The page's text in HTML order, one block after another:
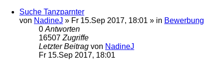
Suche Tanzparnter
von NadineJ » Fr 15.Sep 2017, 18:01 » in Bewerbung
0 Antworten
16507 Zugriffe
Letzter Beitrag von NadineJ
Fr 15.Sep 2017, 18:01